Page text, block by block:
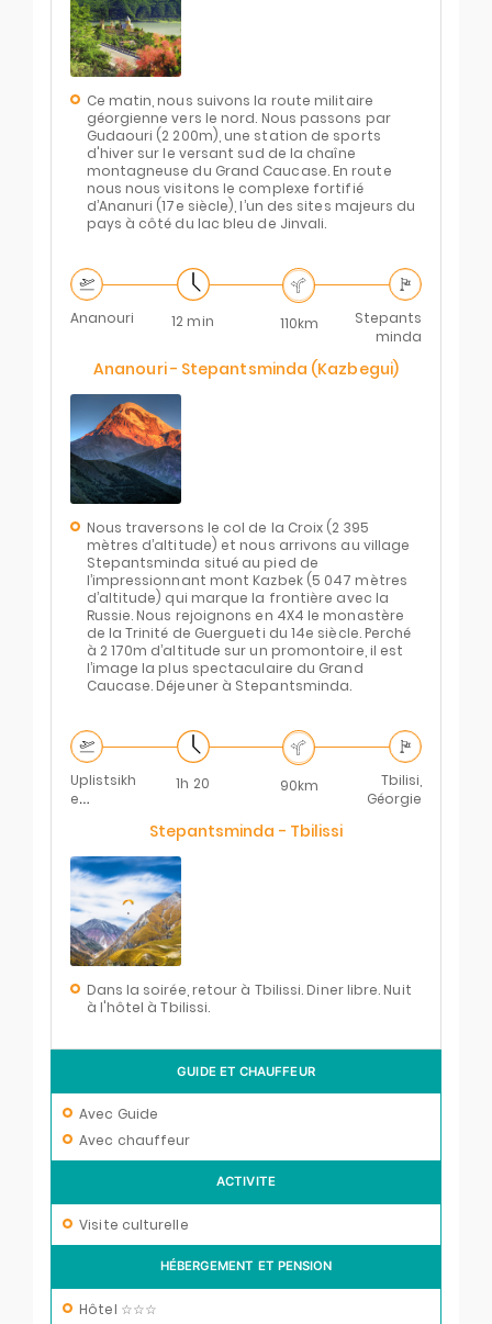
Ce matin, nous suivons la route militaire
géorgienne vers le nord. Nous passons par
Gudaouri (2 200m), une station de sports
d'hiver sur le versant sud de la chaîne
montagneuse du Grand Caucase. En route
nous nous visitons le complexe fortifié
d’Ananuri (17e siècle), l’un des sites majeurs du
pays à côté du lac bleu de Jinvali.
12 min 110km
Ananouri
Stepants
minda
Ananouri - Stepantsminda (Kazbegui)
Nous traversons le col de la Croix (2 395
mètres d’altitude) et nous arrivons au village
Stepantsminda situé au pied de
l’impressionnant mont Kazbek (5 047 mètres
d’altitude) qui marque la frontière avec la
Russie. Nous rejoignons en 4X4 le monastère
de la Trinité de Guergueti du 14e siècle. Perché
à 2 170m d’altitude sur un promontoire, il est
l’image la plus spectaculaire du Grand
Caucase. Déjeuner à Stepantsminda.
1h 20 90km
Uplistsikh
e
Kvakhvreli
, Géorgie
Tbilisi,
Géorgie
Stepantsminda - Tbilissi
Dans la soirée, retour à Tbilissi. Diner libre. Nuit
à l'hôtel à Tbilissi.
GUIDE ET CHAUFFEUR
Avec Guide
Avec chauffeur
ACTIVITE
Visite culturelle
HÉBERGEMENT ET PENSION
Hôtel ☆☆☆